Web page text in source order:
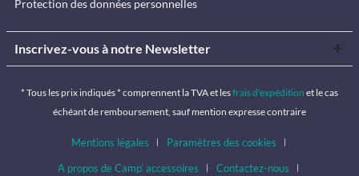
Protection des données personnelles
Inscrivez-vous à notre Newsletter
* Tous les prix indiqués * comprennent la TVA et lesfrais d'expédition et le cas
échéant de remboursement, sauf mention expresse contraire
Mentions légales
Paramètres des cookies
A propos de Camp’ accessoires
Contactez-nous